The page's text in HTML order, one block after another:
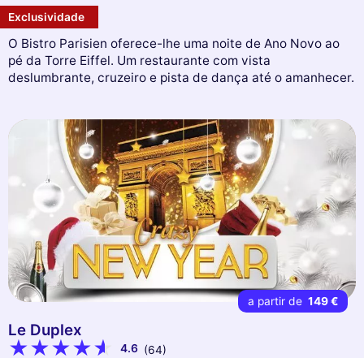
Exclusividade
O Bistro Parisien oferece-lhe uma noite de Ano Novo ao
pé da Torre Eiffel. Um restaurante com vista
deslumbrante, cruzeiro e pista de dança até o amanhecer.
a partir de 149 €
Le Duplex
4.6 (64)